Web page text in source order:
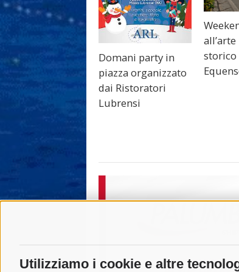
Utilizziamo i cookie e altre
Domani party in
piazza organizzato
dai Ristoratori
Lubrensi
storico